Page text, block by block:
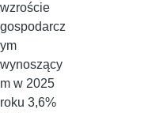
wzroście
gospodarcz
ym
wynoszący
m w 2025
roku 3,6%